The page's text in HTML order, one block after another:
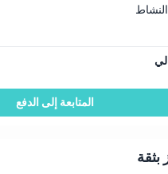
المتابعة إلى الدفع
بثقة